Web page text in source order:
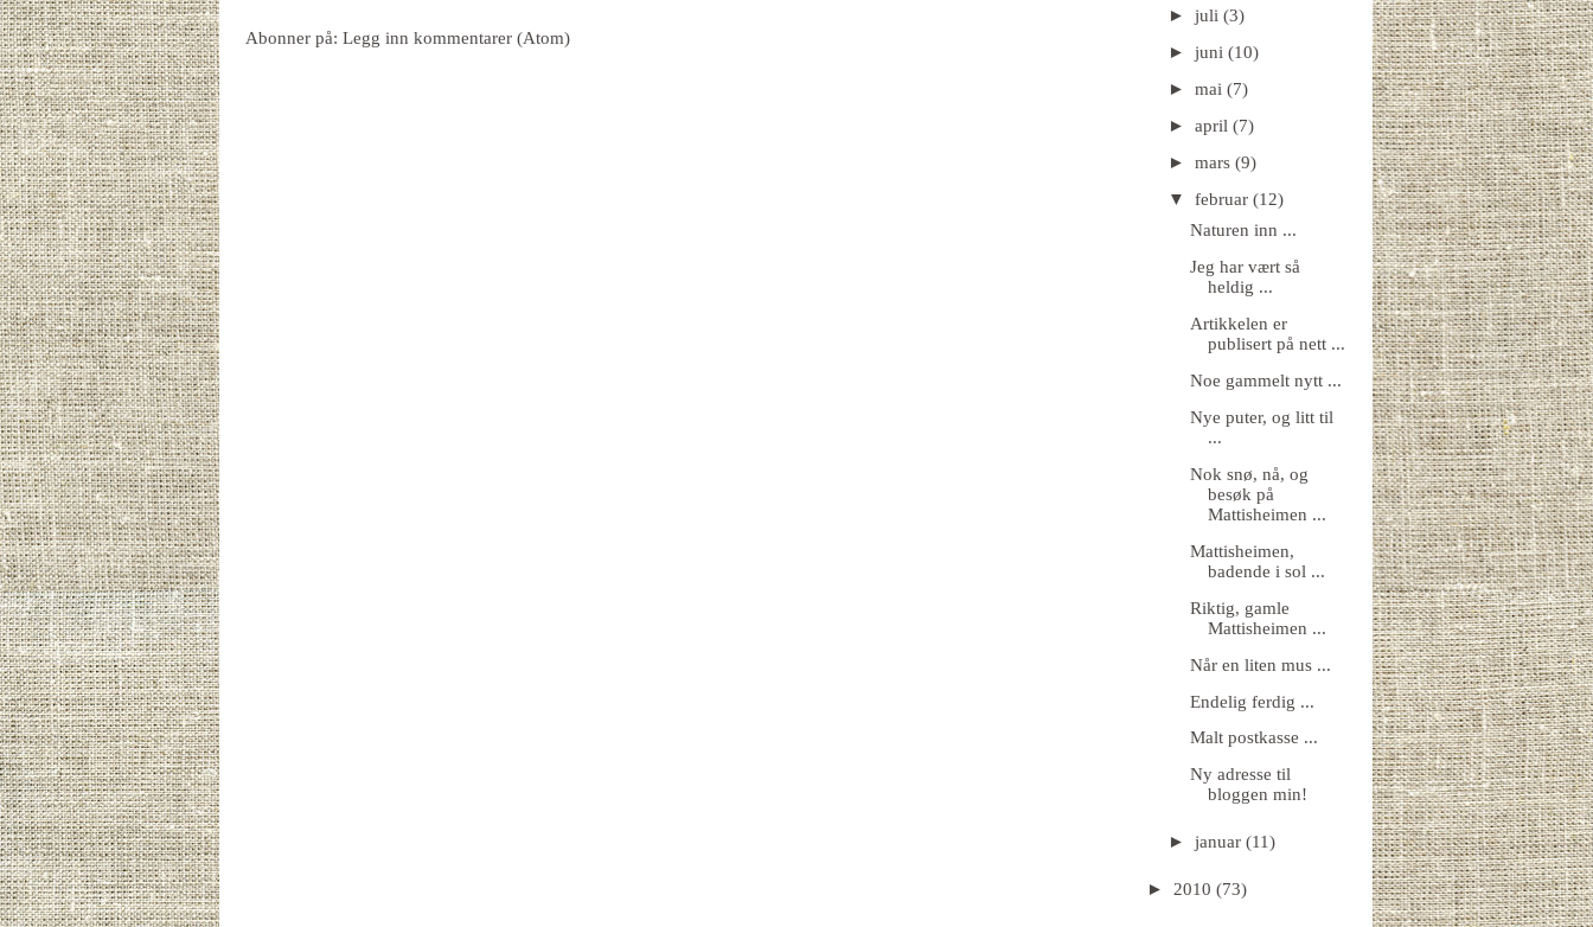
Abonner på: Legg inn kommentarer (Atom)
► juli (3)
► juni (10)
► mai (7)
► april (7)
► mars (9)
▼ februar (12)
Naturen inn ...
Jeg har vært så
heldig ...
Artikkelen er
publisert på nett ...
Noe gammelt nytt ...
Nye puter, og litt til
...
Nok snø, nå, og
besøk på
Mattisheimen ...
Mattisheimen,
badende i sol ...
Riktig, gamle
Mattisheimen ...
Når en liten mus ...
Endelig ferdig ...
Malt postkasse ...
Ny adresse til
bloggen min!
► januar (11)
► 2010 (73)